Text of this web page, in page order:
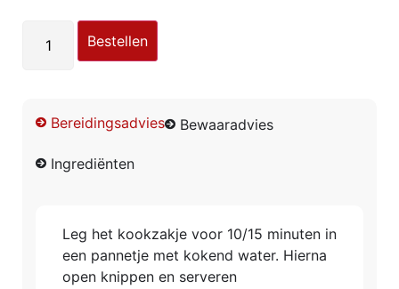
Bestellen
Bereidingsadvies Bewaaradvies
Ingrediënten
Leg het kookzakje voor 10/15 minuten in
een pannetje met kokend water. Hierna
open knippen en serveren